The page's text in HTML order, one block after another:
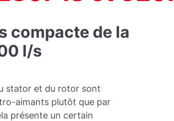
compacte de la
l/s
stator et du rotor sont
aimants plutôt que par
présente un certain